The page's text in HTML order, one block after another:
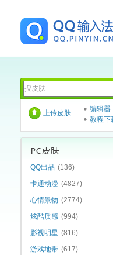
上传皮肤
编辑器
教程下
QQ出品 (136)
卡通动漫 (4827)
心情景物 (2774)
炫酷质感 (994)
影视明星 (816)
游戏地带 (617)